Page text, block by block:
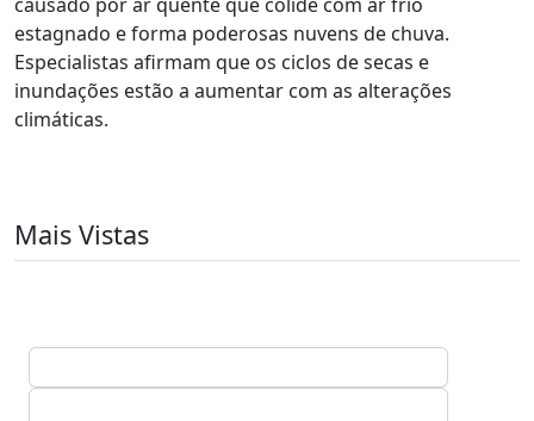
estagnado e forma poderosas nuvens de chuva.
Especialistas afirmam que os ciclos de secas e
inundações estão a aumentar com as alterações
climáticas.
Mais Vistas